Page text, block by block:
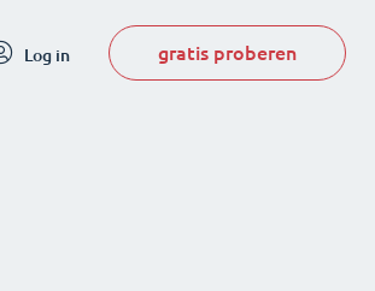
Log in gratis proberen